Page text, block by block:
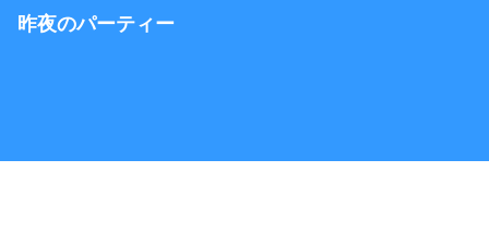
昨夜のパーティー